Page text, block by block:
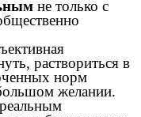
не только с
раствориться в
норм
желании.